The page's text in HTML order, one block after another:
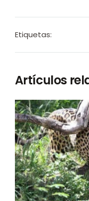
Etiquetas:
Artículos